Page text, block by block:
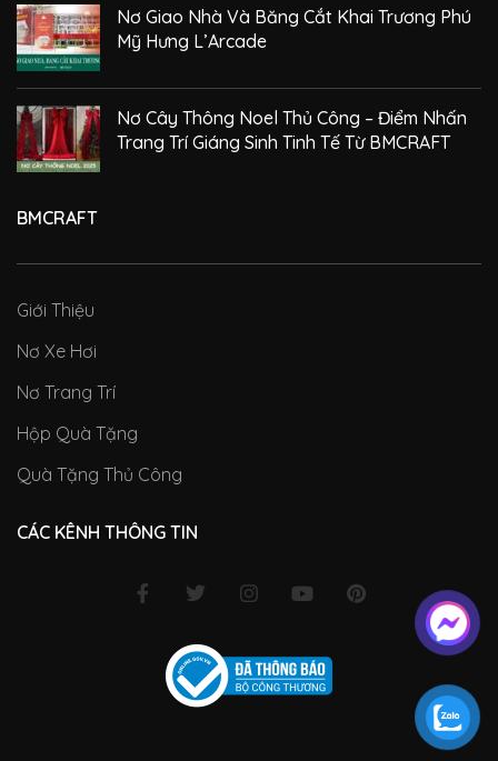
Nơ Giao Nhà Và Băng Cắt Khai Trương Phú
Mỹ Hưng L’Arcade
Nơ Cây Thông Noel Thủ Công – Điểm Nhấn
Trang Trí Giáng Sinh Tinh Tế Từ BMCRAFT
BMCRAFT
Giới Thiệu
Nơ Xe Hơi
Nơ Trang Trí
Hộp Quà Tặng
Quà Tặng Thủ Công
CÁC KÊNH THÔNG TIN